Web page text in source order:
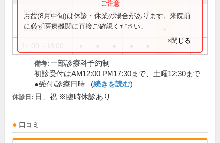
9:00～12:30 ● ● ● ● ●
9:00～13:00
お盆(8月中旬)は休診・休業の場合があります。来院前
に必ず医療機関に直接ご確認ください。
×閉じる
備考: 一部診療科予約制
初診受付はAM12:00 PM17:30まで、土曜12:30まで
●受付/診療日時...(続きを読む)
休診日: 日、祝 ※臨時休診あり
口コミ